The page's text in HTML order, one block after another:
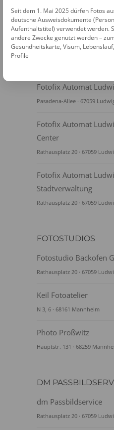
Fotofix Automat
Pasadena-Allee · 67059
Fotofix Automat
Center
Rathausplatz 20 · 67059
Fotofix Automat
Stadtverwaltung
Rathausplatz 20 · 67059
FOTOSTUDIOS
Fotostudio Backofen
Rathausplatz 20 · 67059
Keil Fotoatelier
N 3, 6 · 68161 Mannheim
Photo Proßwitz
Hauptstr. 131 · 68259
DM
dm Passbildservice
Rathausplatz 20 · 67059
Seit dem 1. Mai 2025 dürfen Fotos
deutsche Ausweisdokumente
Aufenthaltstitel) verwendet werden.
andere Zwecke genutzt werden –
Gesundheitskarte, Visum,
Profile